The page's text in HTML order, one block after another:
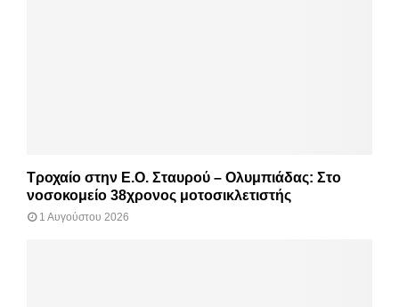
Τροχαίο στην Ε.Ο. Σταυρού – Ολυμπιάδας: Στο
νοσοκομείο 38χρονος μοτοσικλετιστής
1 Αυγούστου 2026